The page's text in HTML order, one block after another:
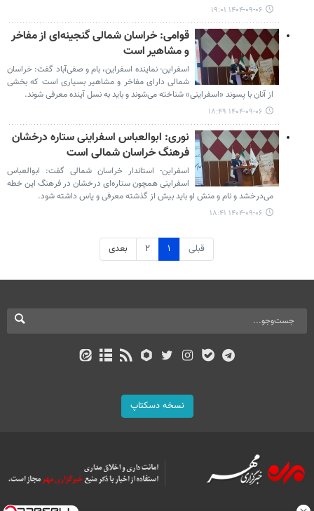
۱۴۰۴-۰۹-۰۶ ۱۹:۰۱
قوامی: خراسان شمالی گنجینه‌ای از مفاخر
و مشاهیر است
اسفراین- نماینده اسفراین، بام و صفی‌آباد گفت: خراسان
شمالی دارای مفاخر و مشاهیر بسیاری است که بخشی
از آنان با پسوند «اسفراینی» شناخته می‌شوند و باید به نسل آینده معرفی شوند.
۱۴۰۴-۰۹-۰۶ ۱۸:۴۹
نوری: ابوالعباس اسفراینی ستاره درخشان
فرهنگ خراسان شمالی است
اسفراین- استاندار خراسان شمالی گفت: ابوالعباس
اسفراینی همچون ستاره‌ای درخشان در فرهنگ این خطه
می‌درخشد و نام و منش او باید بیش از گذشته معرفی و پاس داشته شود.
۱۴۰۴-۰۹-۰۶ ۱۸:۴۱
قبلی ۱ ۲ بعدی
نسخه دسکتاپ